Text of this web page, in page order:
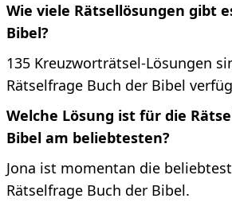
Wie viele Rätsellösungen gibt
Bibel?
135 Kreuzworträtsel-Lösungen
Rätselfrage Buch der Bibel
Welche Lösung ist für die
Bibel am beliebtesten?
Jona ist momentan die
Rätselfrage Buch der Bibel.